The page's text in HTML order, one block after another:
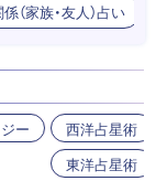
（家族・友人）占い
ー
西洋占星術
東洋占星術